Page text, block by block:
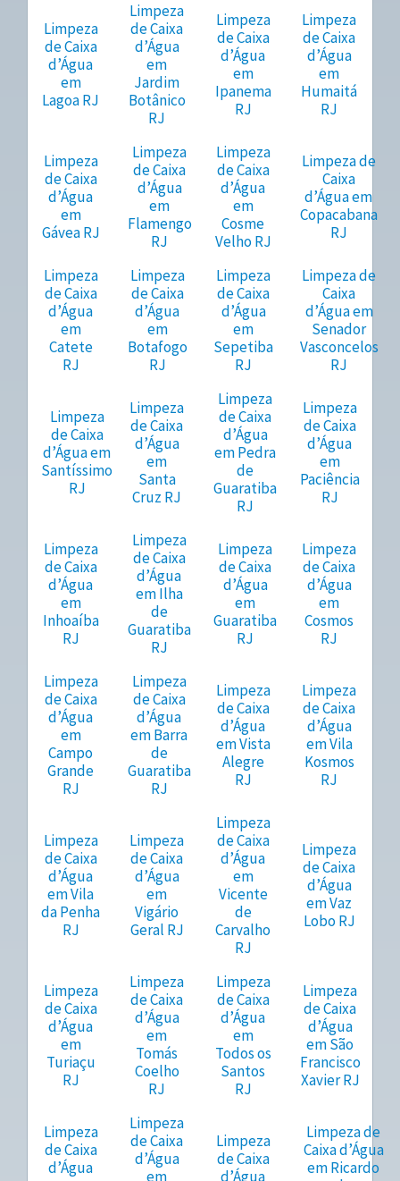
Limpeza
de Caixa
d’Água
em
Lagoa RJ
Limpeza
de Caixa
d’Água
em
Jardim
Botânico
RJ
Limpeza
de Caixa
d’Água
em
Ipanema
RJ
Limpeza
de Caixa
d’Água
em
Humaitá
RJ
Limpeza
de Caixa
d’Água
em
Gávea RJ
Limpeza
de Caixa
d’Água
em
Flamengo
RJ
Limpeza
de Caixa
d’Água
em
Cosme
Velho RJ
Limpeza de
Caixa
d’Água em
Copacabana
RJ
Limpeza
de Caixa
d’Água
em
Catete
RJ
Limpeza
de Caixa
d’Água
em
Botafogo
RJ
Limpeza
de Caixa
d’Água
em
Sepetiba
RJ
Limpeza de
Caixa
d’Água em
Senador
Vasconcelos
RJ
Limpeza
de Caixa
d’Água em
Santíssimo
RJ
Limpeza
de Caixa
d’Água
em
Santa
Cruz RJ
Limpeza
de Caixa
d’Água
em Pedra
de
Guaratiba
RJ
Limpeza
de Caixa
d’Água
em
Paciência
RJ
Limpeza
de Caixa
d’Água
em
Inhoaíba
RJ
Limpeza
de Caixa
d’Água
em Ilha
de
Guaratiba
RJ
Limpeza
de Caixa
d’Água
em
Guaratiba
RJ
Limpeza
de Caixa
d’Água
em
Cosmos
RJ
Limpeza
de Caixa
d’Água
em
Campo
Grande
RJ
Limpeza
de Caixa
d’Água
em Barra
de
Guaratiba
RJ
Limpeza
de Caixa
d’Água
em Vista
Alegre
RJ
Limpeza
de Caixa
d’Água
em Vila
Kosmos
RJ
Limpeza
de Caixa
d’Água
em Vila
da Penha
RJ
Limpeza
de Caixa
d’Água
em
Vigário
Geral RJ
Limpeza
de Caixa
d’Água
em
Vicente
de
Carvalho
RJ
Limpeza
de Caixa
d’Água
em Vaz
Lobo RJ
Limpeza
de Caixa
d’Água
em
Turiaçu
RJ
Limpeza
de Caixa
d’Água
em
Tomás
Coelho
RJ
Limpeza
de Caixa
d’Água
em
Todos os
Santos
RJ
Limpeza
de Caixa
d’Água
em São
Francisco
Xavier RJ
Limpeza
de Caixa
d’Água
Limpeza
de Caixa
d’Água
em
Limpeza
de Caixa
d’Água
Limpeza de
Caixa d’Água
em Ricardo